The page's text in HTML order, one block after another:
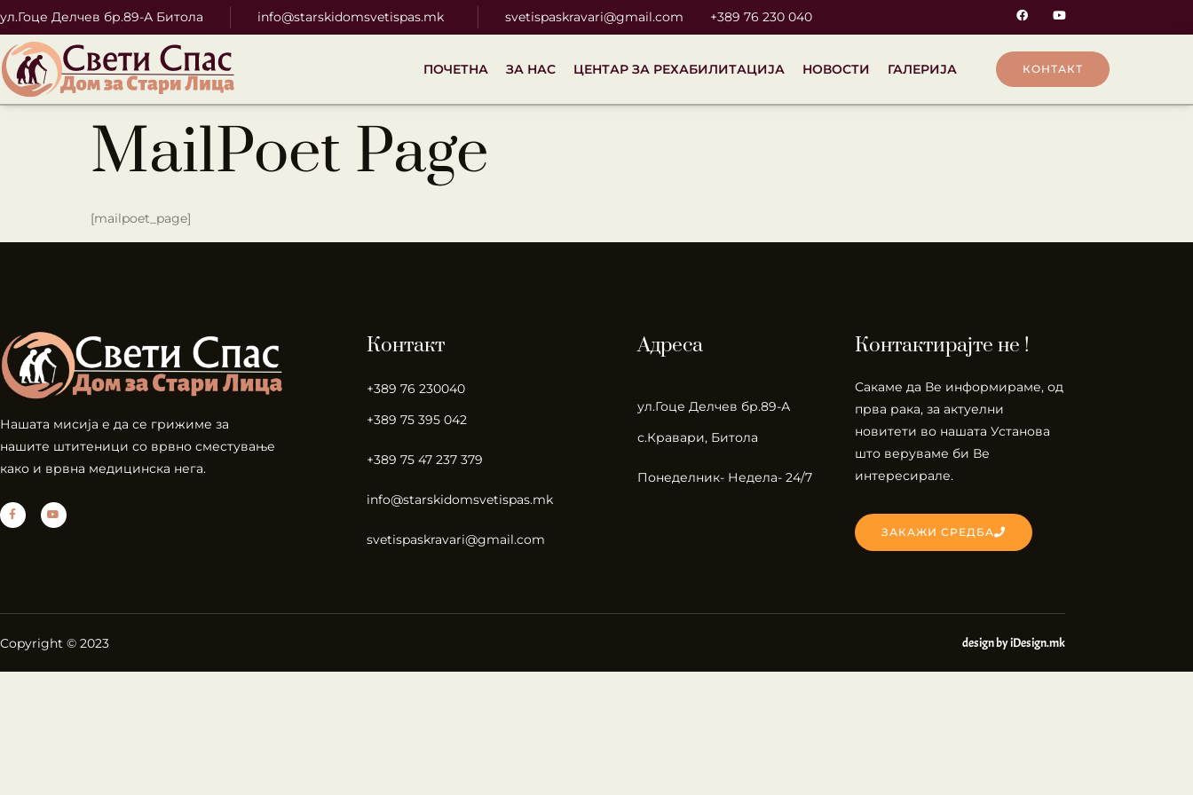
ул.Гоце Делчев бр.89-А Битола info@starskidomsvetispas.mk svetispaskravari@gmail.com +389 76 230 040
ПОЧЕТНА ЗА НАС ЦЕНТАР ЗА РЕХАБИЛИТАЦИЈА НОВОСТИ ГАЛЕРИЈА КОНТАКТ
MailPoet Page
[mailpoet_page]
Нашата мисија е да се грижиме за
нашите штитеници со врвно сместување
како и врвна медицинска нега.
Контакт
+389 76 230040
+389 75 395 042
+389 75 47 237 379
info@starskidomsvetispas.mk
svetispaskravari@gmail.com
Адреса
ул.Гоце Делчев бр.89-А
с.Кравари, Битола
Понеделник- Недела- 24/7
Контактирајте не !
Сакаме да Ве информираме, од
прва рака, за актуелни
новитети во нашата Установа
што веруваме би Ве
интересирале.
ЗАКАЖИ СРЕДБА
Copyright © 2023 design by iDesign.mk